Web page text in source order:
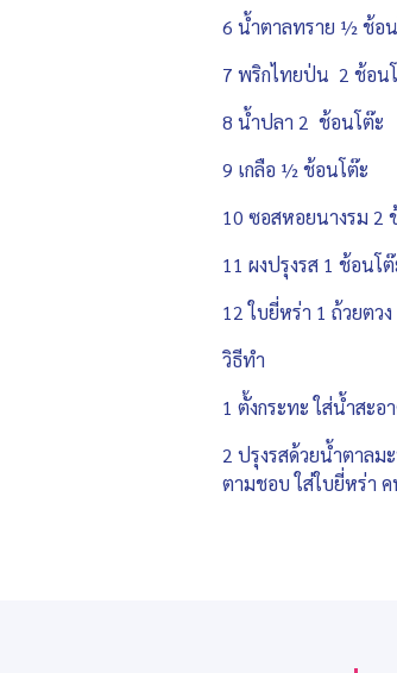
6 น้ำตาลทราย ½ ช้อ
7 พริกไทยป่น 2 ช้อน
8 น้ำปลา 2 ช้อนโต๊ะ
9 เกลือ ½ ช้อนโต๊ะ
10 ซอสหอยนางรม 2
11 ผงปรุงรส 1 ช้อนโต๊
12 ใบยี่หร่า 1 ถ้วยตวง
วิธีทำ
1 ตั้งกระทะ ใส่น้ำสะอ
2 ปรุงรสด้วยน้ำตาลม
ตามชอบ ใส่ใบยี่หร่า